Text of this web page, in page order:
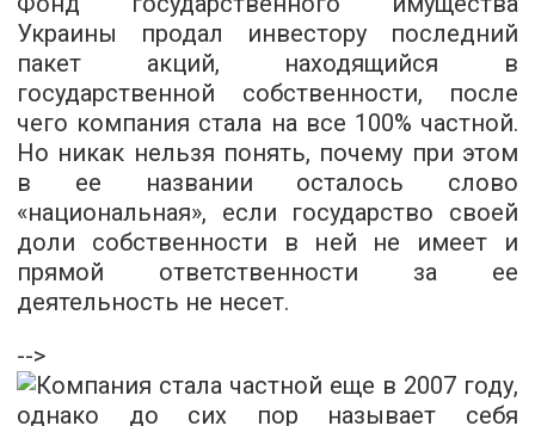
Украины продал инвестору последний
пакет акций, находящийся в
государственной собственности, после
чего компания стала на все 100% частной.
Но никак нельзя понять, почему при этом
в ее названии осталось слово
«национальная», если государство своей
доли собственности в ней не имеет и
прямой ответственности за ее
деятельность не несет.
-->